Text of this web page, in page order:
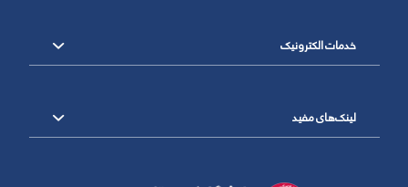
خدمات الکترونیک
لینک‌های مفید